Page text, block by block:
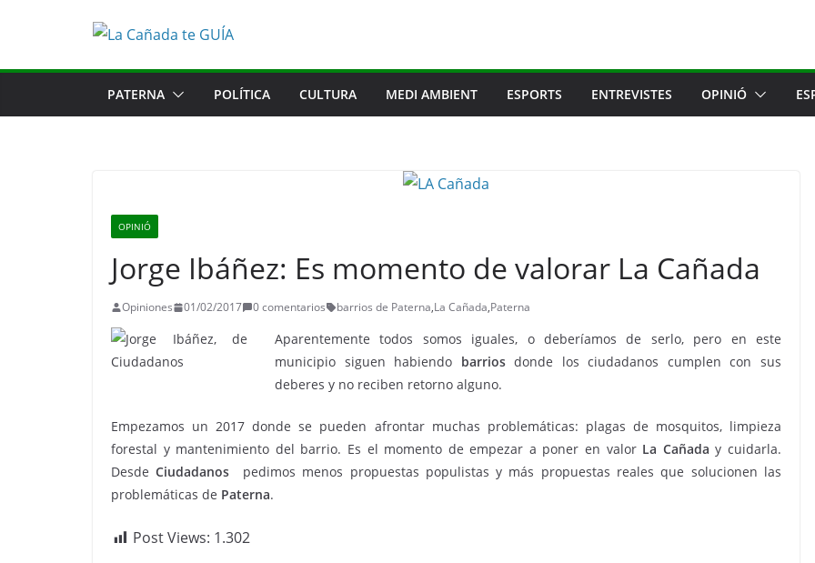
PATERNA POLÍTICA CULTURA MEDI AMBIENT ESPORTS ENTREVISTES OPINIÓ
OPINIÓ
Jorge Ibáñez: Es momento de valorar La Cañada
Opiniones 01/02/2017 0 comentarios barrios de Paterna,La Cañada,Paterna
Aparentemente todos somos iguales, o deberíamos de serlo, pero en este
municipio siguen habiendo barriosdonde los ciudadanos cumplen con sus
deberes y no reciben retorno alguno.
Empezamos un 2017 donde se pueden afrontar muchas problemáticas: plagas de mosquitos, limpieza
forestal y mantenimiento del barrio. Es el momento de empezar a poner en valor La Cañada y cuidarla.
DesdeCiudadanos pedimos menos propuestas populistas y más propuestas reales que solucionen las
problemáticas de Paterna.
Post Views: 1.302